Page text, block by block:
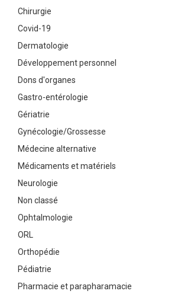
Chirurgie
Covid-19
Dermatologie
Développement personnel
Dons d'organes
Gastro-entérologie
Gériatrie
Gynécologie/Grossesse
Médecine alternative
Médicaments et matériels
Neurologie
Non classé
Ophtalmologie
ORL
Orthopédie
Pédiatrie
Pharmacie et parapharamacie